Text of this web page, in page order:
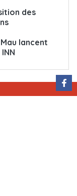
des
lancent